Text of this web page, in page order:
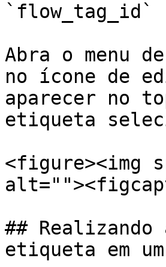
`flow_tag_id`
Abra o menu
no ícone de
aparecer no
etiqueta
<figure><img
## Realizando
etiqueta em